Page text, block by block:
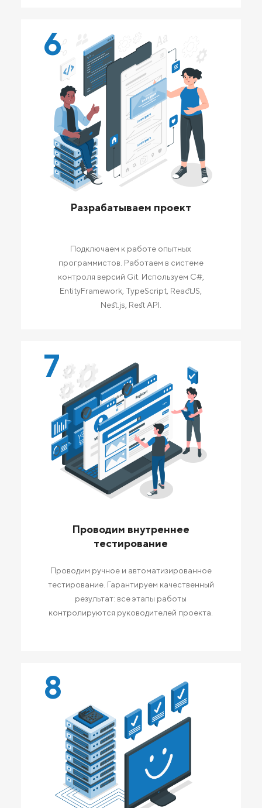
6
Разрабатываем проект
Подключаем к работе опытных
программистов. Работаем в системе
контроля версий Git. Используем C#,
EntityFramework, TypeScript, ReactJS,
Nest.js, Rest API.
7
Проводим внутреннее
тестирование
Проводим ручное и автоматизированное
тестирование. Гарантируем качественный
результат: все этапы работы
контролируются руководителей проекта.
8